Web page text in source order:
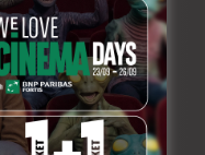
On l’a rarement vu
dans la vie de tous les
rayonnant.
merveilleux », nous